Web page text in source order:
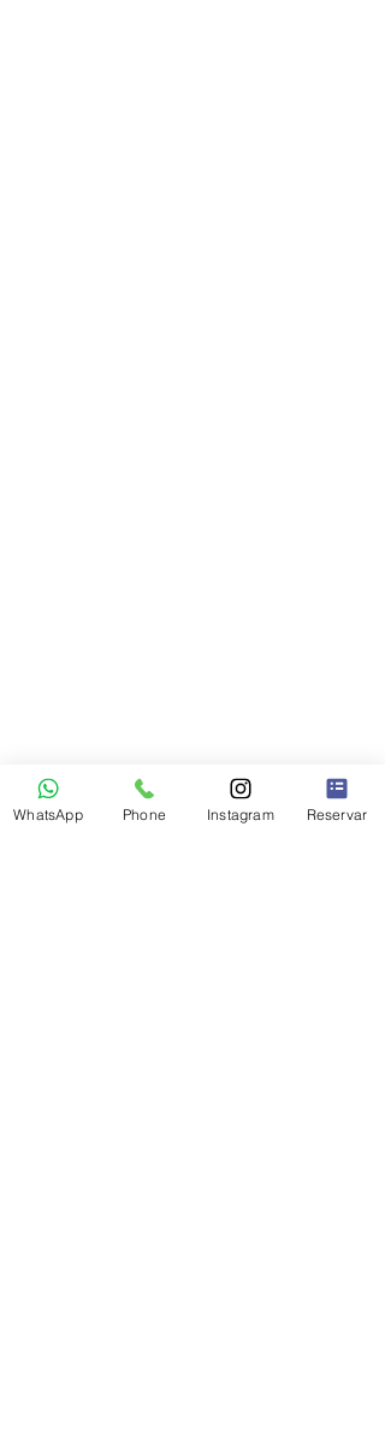
WhatsApp Phone Instagram Reservar